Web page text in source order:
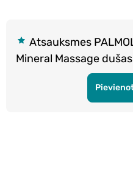
Atsauksmes
Mineral Massage